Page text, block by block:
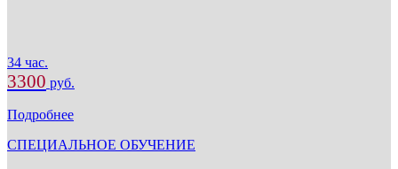
34 час.
3300 руб.
Подробнее
СПЕЦИАЛЬНОЕ ОБУЧЕНИЕ